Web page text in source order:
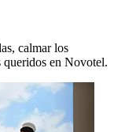
calmar los
queridos en Novotel.